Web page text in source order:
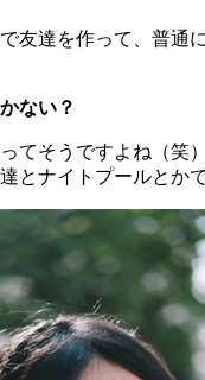
友達を作って、普通
ない？
てそうですよね（笑
とナイトプールとか